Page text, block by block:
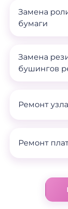
Замена
бумаги
Замена
бушингов
Ремонт
Ремонт